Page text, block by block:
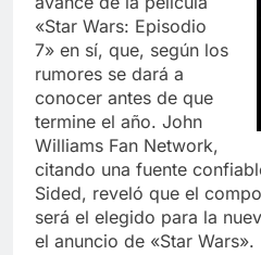
«Star Wars: Episodio
7» en sí, que, según los
rumores se dará a
conocer antes de que
termine el año. John
Williams Fan Network,
citando una fuente
Sided, reveló que el
será el elegido para la
el anuncio de «Star Wars».